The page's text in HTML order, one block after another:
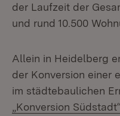
der Laufzeit der
und rund 10.500
Allein in Heidelberg
der Konversion einer
im städtebaulichen
„Konversion